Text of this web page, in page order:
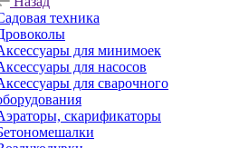
техника
для минимоек
для насосов
для сварочного
скарификаторы